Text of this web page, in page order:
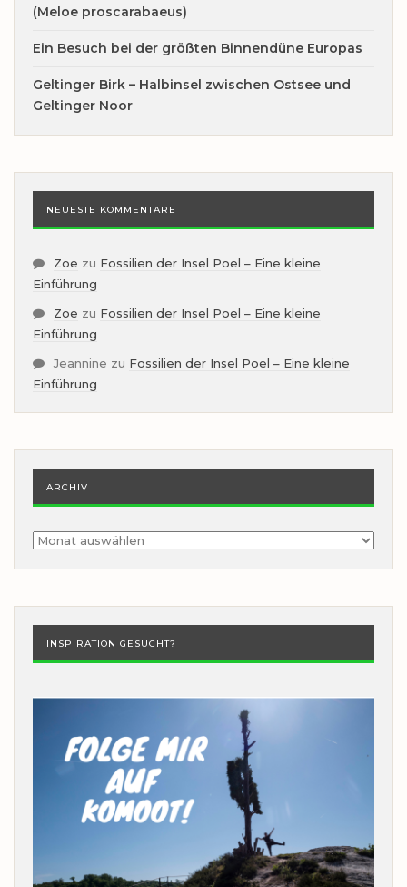
(Meloe proscarabaeus)
Ein Besuch bei der größten Binnendüne Europas
Geltinger Birk – Halbinsel zwischen Ostsee und
Geltinger Noor
NEUESTE KOMMENTARE
Zoe zu Fossilien der Insel Poel – Eine kleine
Einführung
Zoe zu Fossilien der Insel Poel – Eine kleine
Einführung
Jeannine zu Fossilien der Insel Poel – Eine kleine
Einführung
ARCHIV
Archiv
INSPIRATION GESUCHT?